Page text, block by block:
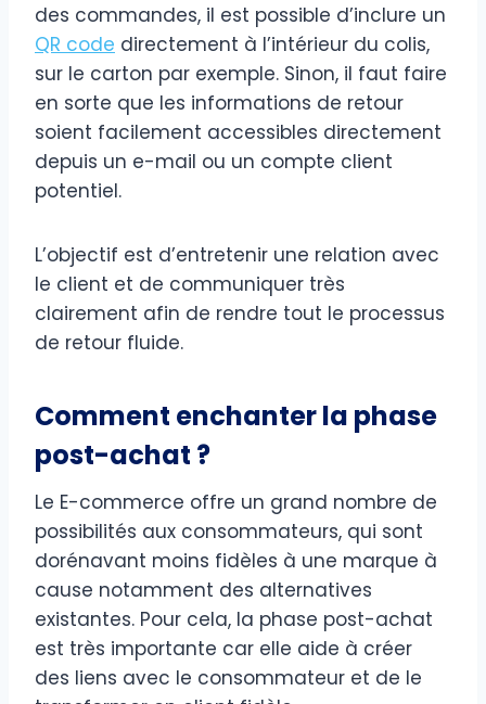
des commandes, il est possible d’inclure un
QR code directement à l’intérieur du colis,
sur le carton par exemple. Sinon, il faut faire
en sorte que les informations de retour
soient facilement accessibles directement
depuis un e-mail ou un compte client
potentiel.
L’objectif est d’entretenir une relation avec
le client et de communiquer très
clairement afin de rendre tout le processus
de retour fluide.
Comment enchanter la phase
post-achat ?
Le E-commerce offre un grand nombre de
possibilités aux consommateurs, qui sont
dorénavant moins fidèles à une marque à
cause notamment des alternatives
existantes. Pour cela, la phase post-achat
est très importante car elle aide à créer
des liens avec le consommateur et de le